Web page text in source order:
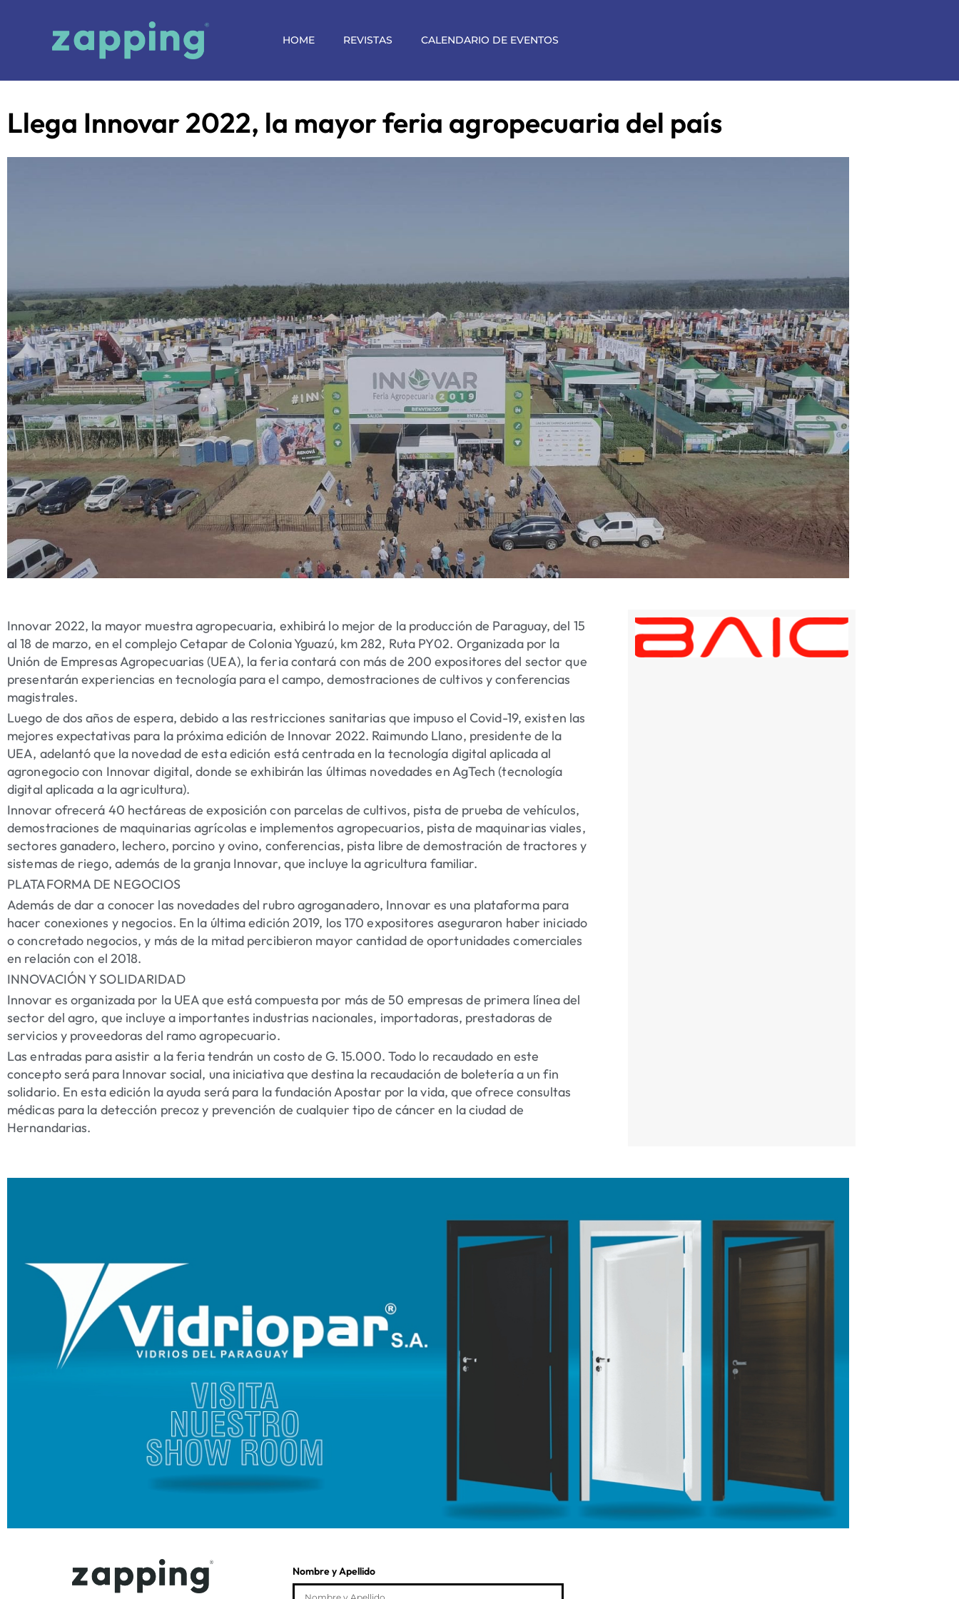
HOME REVISTAS CALENDARIO DE EVENTOS
Llega Innovar 2022, la mayor feria agropecuaria del país
Innovar 2022, la mayor muestra agropecuaria, exhibirá lo mejor de la producción de Paraguay, del 15
al 18 de marzo, en el complejo Cetapar de Colonia Yguazú, km 282, Ruta PY02. Organizada por la
Unión de Empresas Agropecuarias (UEA), la feria contará con más de 200 expositores del sector que
presentarán experiencias en tecnología para el campo, demostraciones de cultivos y conferencias
magistrales.
Luego de dos años de espera, debido a las restricciones sanitarias que impuso el Covid-19, existen las
mejores expectativas para la próxima edición de Innovar 2022. Raimundo Llano, presidente de la
UEA, adelantó que la novedad de esta edición está centrada en la tecnología digital aplicada al
agronegocio con Innovar digital, donde se exhibirán las últimas novedades en AgTech (tecnología
digital aplicada a la agricultura).
Innovar ofrecerá 40 hectáreas de exposición con parcelas de cultivos, pista de prueba de vehículos,
demostraciones de maquinarias agrícolas e implementos agropecuarios, pista de maquinarias viales,
sectores ganadero, lechero, porcino y ovino, conferencias, pista libre de demostración de tractores y
sistemas de riego, además de la granja Innovar, que incluye la agricultura familiar.
PLATAFORMA DE NEGOCIOS
Además de dar a conocer las novedades del rubro agroganadero, Innovar es una plataforma para
hacer conexiones y negocios. En la última edición 2019, los 170 expositores aseguraron haber iniciado
o concretado negocios, y más de la mitad percibieron mayor cantidad de oportunidades comerciales
en relación con el 2018.
INNOVACIÓN Y SOLIDARIDAD
Innovar es organizada por la UEA que está compuesta por más de 50 empresas de primera línea del
sector del agro, que incluye a importantes industrias nacionales, importadoras, prestadoras de
servicios y proveedoras del ramo agropecuario.
Las entradas para asistir a la feria tendrán un costo de G. 15.000. Todo lo recaudado en este
concepto será para Innovar social, una iniciativa que destina la recaudación de boletería a un fin
solidario. En esta edición la ayuda será para la fundación Apostar por la vida, que ofrece consultas
médicas para la detección precoz y prevención de cualquier tipo de cáncer en la ciudad de
Hernandarias.
Nombre y Apellido